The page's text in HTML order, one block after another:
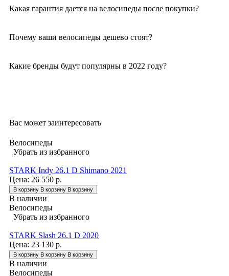
Какая гарантия дается на велосипеды после покупки?
Почему ваши велосипеды дешево стоят?
Какие бренды будут популярны в 2022 году?
Вас может заинтересовать
Велосипеды
Убрать из избранного
STARK Indy 26.1 D Shimano 2021
Цена: 26 550 р.
В корзину В корзину В корзину
В наличии
Велосипеды
Убрать из избранного
STARK Slash 26.1 D 2020
Цена: 23 130 р.
В корзину В корзину В корзину
В наличии
Велосипеды